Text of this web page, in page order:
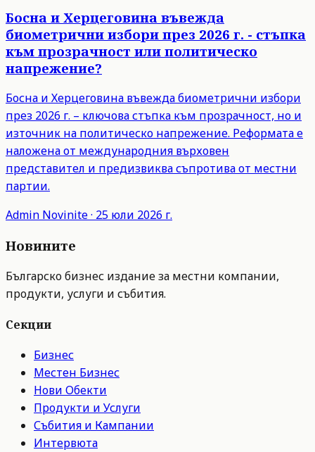
Босна и Херцеговина въвежда
биометрични избори през 2026 г. - стъпка
към прозрачност или политическо
напрежение?
Босна и Херцеговина въвежда биометрични избори
през 2026 г. – ключова стъпка към прозрачност, но и
източник на политическо напрежение. Реформата е
наложена от международния върховен
представител и предизвиква съпротива от местни
партии.
Admin Novinite· 25 юли 2026 г.
Новините
Българско бизнес издание за местни компании,
продукти, услуги и събития.
Секции
Бизнес
Местен Бизнес
Нови Обекти
Продукти и Услуги
Събития и Кампании
Интервюта